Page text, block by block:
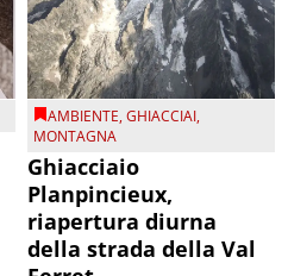
AMBIENTE,GHIACCIAI,
MONTAGNA
Ghiacciaio
Planpincieux,
riapertura diurna
della strada della Val